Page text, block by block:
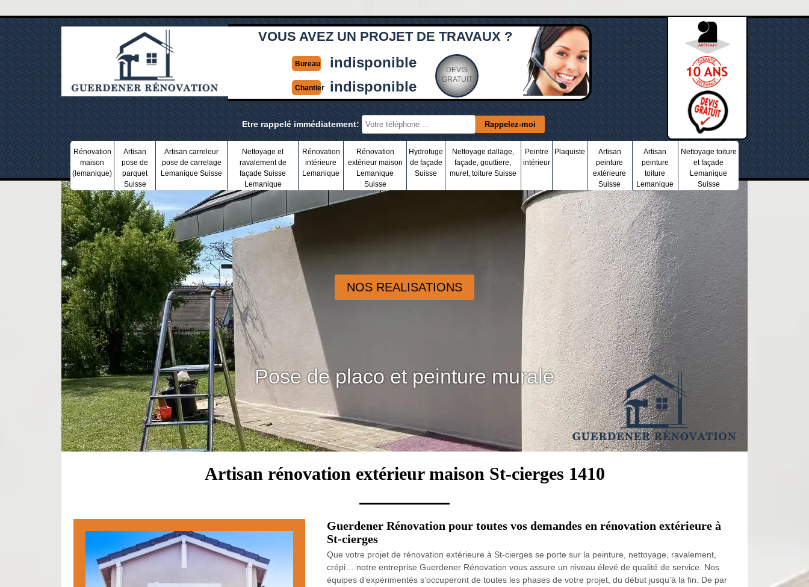
VOUS AVEZ UN PROJET DE TRAVAUX ?
Bureau indisponible
Chantier indisponible
DEVIS
GRATUIT
Etre rappelé immédiatement:
Rénovation
maison
(lemanique)
Artisan
pose de
parquet
Suisse
Artisan carreleur
pose de carrelage
Lemanique Suisse
Nettoyage et
ravalement de
façade Suisse
Lemanique
Rénovation
intérieure
Lemanique
Rénovation
extérieur maison
Lemanique
Suisse
Hydrofuge
de façade
Suisse
Nettoyage dallage,
façade, gouttiere,
muret, toiture Suisse
Peintre
intérieur
Plaquiste
Artisan
peinture
extérieure
Suisse
Artisan
peinture
toiture
Lemanique
Nettoyage toiture
et façade
Lemanique
Suisse
NOS REALISATIONS
Pose de placo et peinture murale
Artisan rénovation extérieur maison St-cierges 1410
Guerdener Rénovation pour toutes vos demandes en rénovation extérieure à
St-cierges
Que votre projet de rénovation extérieure à St-cierges se porte sur la peinture, nettoyage, ravalement,
crépi… notre entreprise Guerdener Rénovation vous assure un niveau élevé de qualité de service. Nos
équipes d’expérimentés s’occuperont de toutes les phases de votre projet, du début jusqu’à la fin. De par